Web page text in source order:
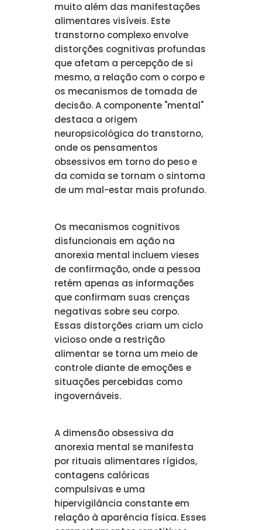
muito além das manifestações
alimentares visíveis. Este
transtorno complexo envolve
distorções cognitivas profundas
que afetam a percepção de si
mesmo, a relação com o corpo e
os mecanismos de tomada de
decisão. A componente "mental"
destaca a origem
neuropsicológica do transtorno,
onde os pensamentos
obsessivos em torno do peso e
da comida se tornam o sintoma
de um mal-estar mais profundo.
Os mecanismos cognitivos
disfuncionais em ação na
anorexia mental incluem vieses
de confirmação, onde a pessoa
retém apenas as informações
que confirmam suas crenças
negativas sobre seu corpo.
Essas distorções criam um ciclo
vicioso onde a restrição
alimentar se torna um meio de
controle diante de emoções e
situações percebidas como
ingovernáveis.
A dimensão obsessiva da
anorexia mental se manifesta
por rituais alimentares rígidos,
contagens calóricas
compulsivas e uma
hipervigilância constante em
relação à aparência física. Esses